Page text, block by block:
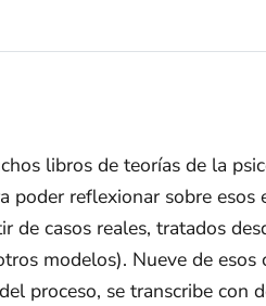
libros de teorías de la
poder reflexionar sobre
de casos reales, tratados
modelos). Nueve de
proceso, se transcribe con